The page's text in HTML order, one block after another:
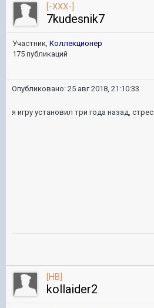
[-XXX-]
7kudesnik7
Участник, Коллекционер
175 публикаций
Опубликовано: 25 авг 2018, 21:10:33
я игру установил три года назад,
[HB]
kollaider2